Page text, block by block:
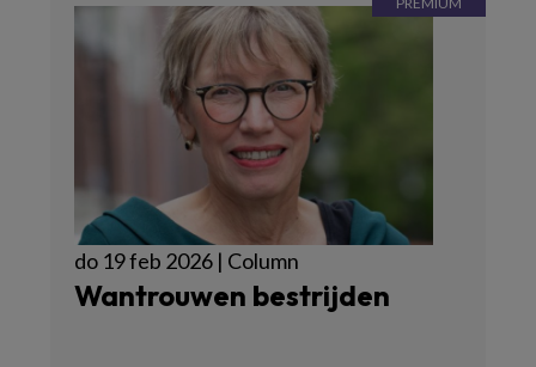
do 19 feb 2026 | Column
Wantrouwen bestrijden